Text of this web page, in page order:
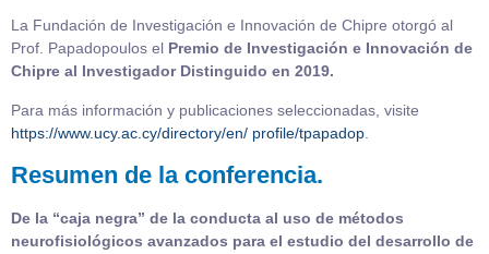
La Fundación de Investigación e Innovación de Chipre otorgó al
Prof. Papadopoulos el Premio de Investigación e Innovación de
Chipre al Investigador Distinguido en 2019.
Para más información y publicaciones seleccionadas, visite
https://www.ucy.ac.cy/‌directory/en/‌‌‌‌‌ profile/tpapadop.
Resumen de la conferencia.
De la “caja negra” de la conducta al uso de métodos
neurofisiológicos avanzados para el estudio del desarrollo de